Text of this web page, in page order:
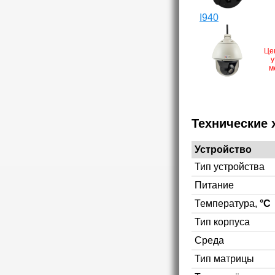
I940
Технические
Устройство
Тип устройства
Питание
Температура, °C
Тип корпуса
Среда
Тип матрицы